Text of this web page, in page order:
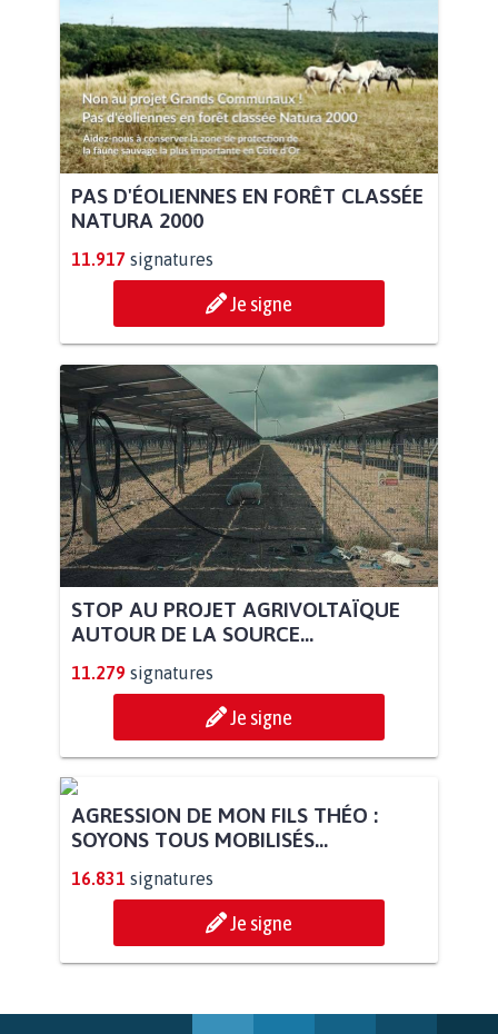
PAS D'ÉOLIENNES EN FORÊT CLASSÉE
NATURA 2000
11.917 signatures
Je signe
STOP AU PROJET AGRIVOLTAÏQUE
AUTOUR DE LA SOURCE...
11.279 signatures
Je signe
AGRESSION DE MON FILS THÉO :